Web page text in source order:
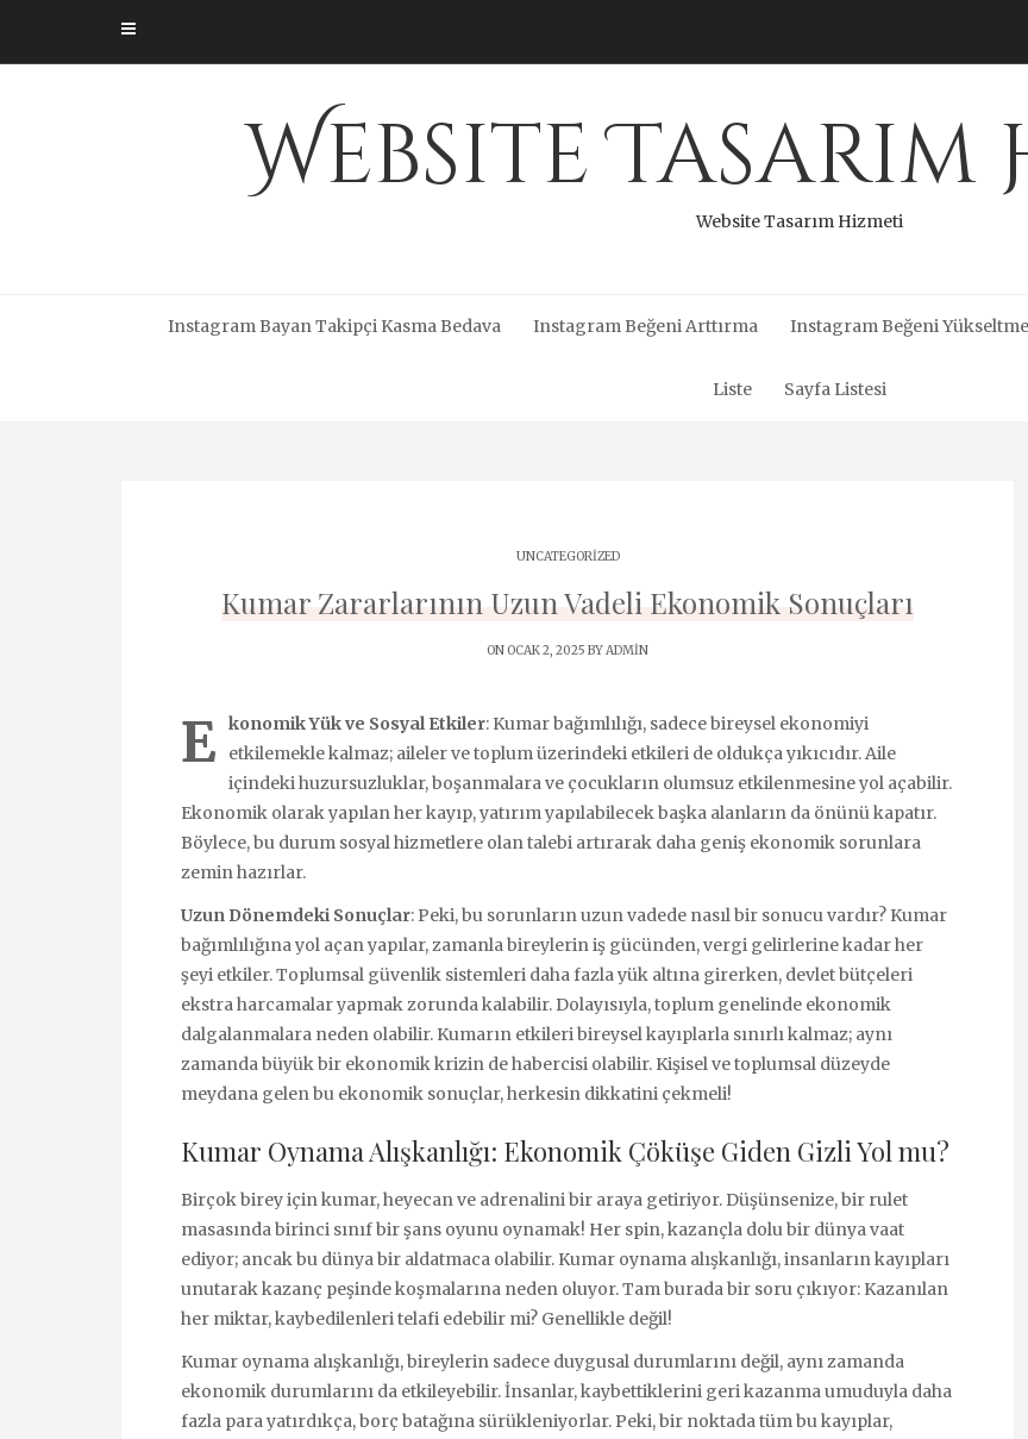
content
Website
Website Tasarım Hizmeti
Instagram Bayan Takipçi Kasma Bedava Instagram Beğeni Arttırma Instagram Beğeni
Liste Sayfa Listesi
UNCATEGORIZED
Kumar Zararlarının Uzun Vadeli Ekonomik Sonuçları
ON OCAK 2, 2025 BYADMIN
E konomik Yük ve Sosyal Etkiler: Kumar bağımlılığı, sadece bireysel ekonomiyi
etkilemekle kalmaz; aileler ve toplum üzerindeki etkileri de oldukça yıkıcıdır. Aile
içindeki huzursuzluklar, boşanmalara ve çocukların olumsuz etkilenmesine yol açabilir.
Ekonomik olarak yapılan her kayıp, yatırım yapılabilecek başka alanların da önünü kapatır.
Böylece, bu durum sosyal hizmetlere olan talebi artırarak daha geniş ekonomik sorunlara
zemin hazırlar.
Uzun Dönemdeki Sonuçlar: Peki, bu sorunların uzun vadede nasıl bir sonucu vardır? Kumar
bağımlılığına yol açan yapılar, zamanla bireylerin iş gücünden, vergi gelirlerine kadar her
şeyi etkiler. Toplumsal güvenlik sistemleri daha fazla yük altına girerken, devlet bütçeleri
ekstra harcamalar yapmak zorunda kalabilir. Dolayısıyla, toplum genelinde ekonomik
dalgalanmalara neden olabilir. Kumarın etkileri bireysel kayıplarla sınırlı kalmaz; aynı
zamanda büyük bir ekonomik krizin de habercisi olabilir. Kişisel ve toplumsal düzeyde
meydana gelen bu ekonomik sonuçlar, herkesin dikkatini çekmeli!
Kumar Oynama Alışkanlığı: Ekonomik Çöküşe Giden Gizli Yol mu?
Birçok birey için kumar, heyecan ve adrenalini bir araya getiriyor. Düşünsenize, bir rulet
masasında birinci sınıf bir şans oyunu oynamak! Her spin, kazançla dolu bir dünya vaat
ediyor; ancak bu dünya bir aldatmaca olabilir. Kumar oynama alışkanlığı, insanların kayıpları
unutarak kazanç peşinde koşmalarına neden oluyor. Tam burada bir soru çıkıyor: Kazanılan
her miktar, kaybedilenleri telafi edebilir mi? Genellikle değil!
Kumar oynama alışkanlığı, bireylerin sadece duygusal durumlarını değil, aynı zamanda
ekonomik durumlarını da etkileyebilir. İnsanlar, kaybettiklerini geri kazanma umuduyla daha
fazla para yatırdıkça, borç batağına sürükleniyorlar. Peki, bir noktada tüm bu kayıplar,